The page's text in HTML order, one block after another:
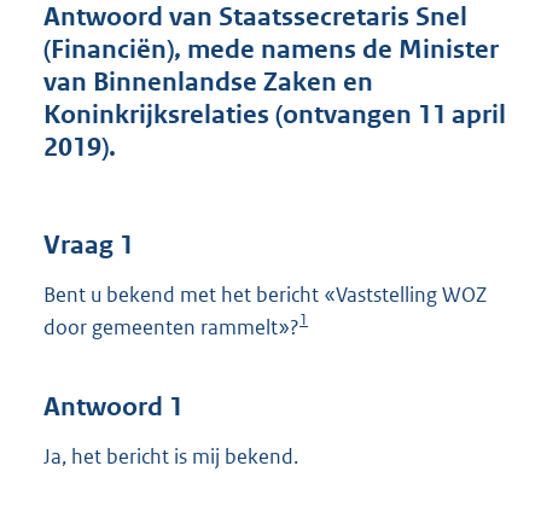
6
2
b
Antwoord van Staatssecretaris Snel
(Financiën), mede namens de Minister
van Binnenlandse Zaken en
Koninkrijksrelaties (ontvangen 11 april
2019).
Vraag 1
Bent u bekend met het bericht «Vaststelling WOZ
door gemeenten rammelt»?1
Antwoord 1
Ja, het bericht is mij bekend.